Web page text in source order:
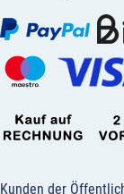
Kunden der